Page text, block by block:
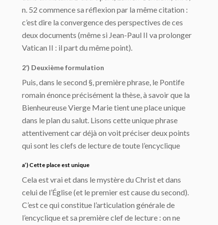
n. 52 commence sa réflexion par la même citation :
c’est dire la convergence des perspectives de ces
deux documents (même si Jean-Paul II va prolonger
Vatican II : il part du même point).
2’) Deuxième formulation
Puis, dans le second §, première phrase, le Pontife
romain énonce précisément la thèse, à savoir que la
Bienheureuse Vierge Marie tient une place unique
dans le plan du salut. Lisons cette unique phrase
attentivement car déjà on voit préciser deux points
qui sont les clefs de lecture de toute l’encyclique
a’) Cette place est unique
Cela est vrai et dans le mystère du Christ et dans
celui de l’Église (et le premier est cause du second).
C’est ce qui constitue l’articulation générale de
l’encyclique et sa première clef de lecture : on ne